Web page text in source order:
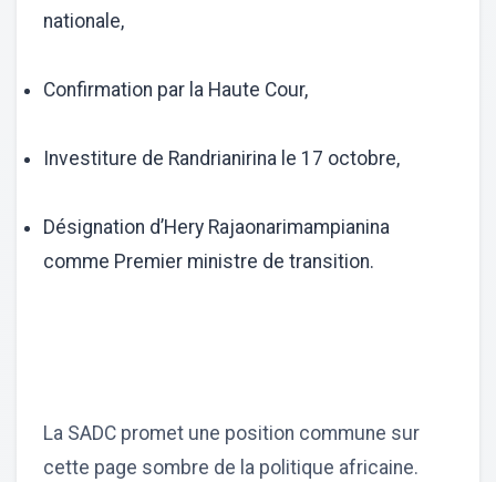
nationale,
Confirmation par la Haute Cour,
Investiture de Randrianirina le 17 octobre,
Désignation d’Hery Rajaonarimampianina
comme Premier ministre de transition.
La SADC promet une position commune sur
cette page sombre de la politique africaine.